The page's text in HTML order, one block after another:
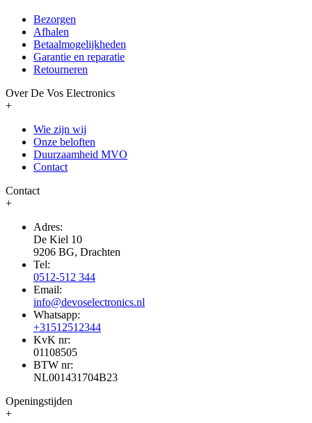
Bezorgen
Afhalen
Betaalmogelijkheden
Garantie en reparatie
Retourneren
Over De Vos Electronics
+
Wie zijn wij
Onze beloften
Duurzaamheid MVO
Contact
Contact
+
Adres:
De Kiel 10
9206 BG, Drachten
Tel:
0512-512 344
Email:
info@devoselectronics.nl
Whatsapp:
+31512512344
KvK nr:
01108505
BTW nr:
NL001431704B23
Openingstijden
+